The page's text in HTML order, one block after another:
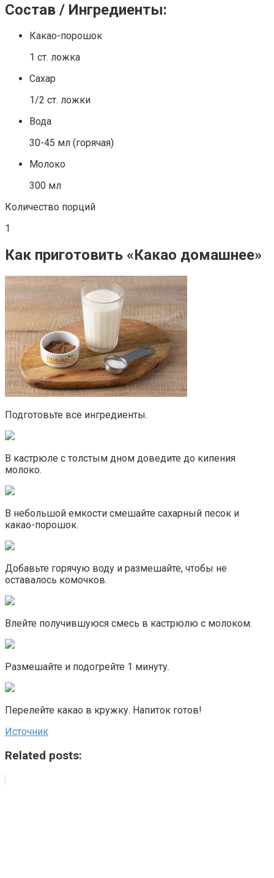
Состав / Ингредиенты:
Какао-порошок
1 ст. ложка
Сахар
1/2 ст. ложки
Вода
30-45 мл (горячая)
Молоко
300 мл
Количество порций
1
Как приготовить «Какао домашнее»
Подготовьте все ингредиенты.
В кастрюле с толстым дном доведите до кипения
молоко.
В небольшой емкости смешайте сахарный песок и
какао-порошок.
Добавьте горячую воду и размешайте, чтобы не
оставалось комочков.
Влейте получившуюся смесь в кастрюлю с молоком.
Размешайте и подогрейте 1 минуту.
Перелейте какао в кружку. Напиток готов!
Источник
Related posts: